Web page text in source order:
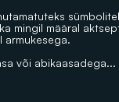
mingil määral
armukesega.
või